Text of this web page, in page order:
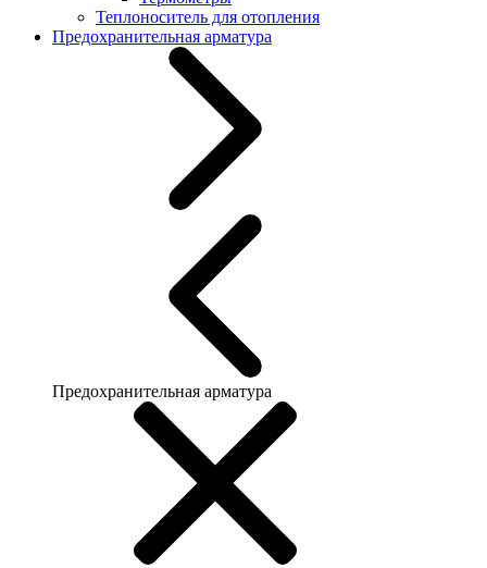
Теплоноситель для отопления
Предохранительная арматура
Предохранительная арматура